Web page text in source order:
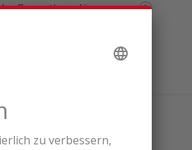
Garantieverlängerung